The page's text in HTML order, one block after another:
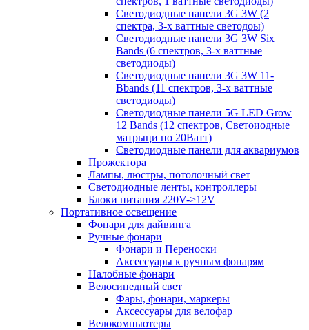
Светодиодные панели 3G 3W (2
спектра, 3-х ваттные светодоы)
Светодиодные панели 3G 3W Six
Bands (6 спектров, 3-х ваттные
светодиоды)
Светодиодные панели 3G 3W 11-
Bbands (11 спектров, З-х ваттные
светодиоды)
Светодиодные панели 5G LЕD Grow
12 Bands (12 спектров, Светоиодные
матрыци по 20Ватт)
Светодиодные панели для аквариумов
Прожектора
Лампы, люстры, потолочный свет
Светодиодные ленты, контроллеры
Блоки питания 220V->12V
Портативное освещение
Фонари для дайвинга
Ручные фонари
Фонари и Переноски
Аксессуары к ручным фонарям
Налобные фонари
Велосипедный свет
Фары, фонари, маркеры
Аксессуары для велофар
Велокомпьютеры